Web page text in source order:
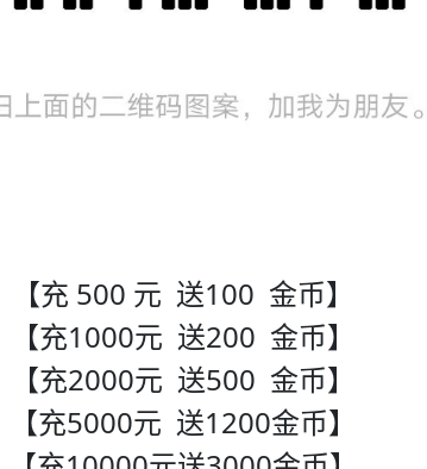
【充 500 元 送100 金币】
【充1000元 送200 金币】
【充2000元 送500 金币】
【充5000元 送1200金币】